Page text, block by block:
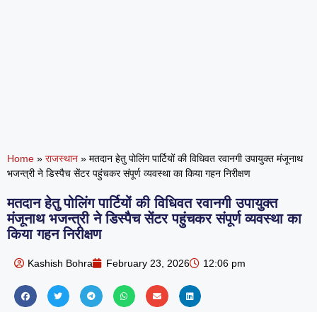
Home » राजस्थान » मतदान हेतु पोलिंग पार्टियों की विधिवत रवानगी उपायुक्त मंजूनाथ
भजन्त्री ने डिस्पैच सेंटर पहुंचकर संपूर्ण व्यवस्था का किया गहन निरीक्षण
मतदान हेतु पोलिंग पार्टियों की विधिवत रवानगी उपायुक्त
मंजूनाथ भजन्त्री ने डिस्पैच सेंटर पहुंचकर संपूर्ण व्यवस्था का
किया गहन निरीक्षण
Kashish Bohra February 23, 2026 12:06 pm